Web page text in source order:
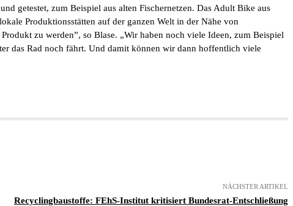
getestet, zum Beispiel aus alten Fischernetzen. Das Adult Bike aus
Produktionsstätten auf der ganzen Welt in der Nähe von
zu werden”, so Blase. „Wir haben noch viele Ideen, zum Beispiel
das Rad noch fährt. Und damit können wir dann hoffentlich viele
NÄCHSTER ARTIKEL
Recyclingbaustoffe: FEhS-Institut kritisiert Bundesrat-Entschließung